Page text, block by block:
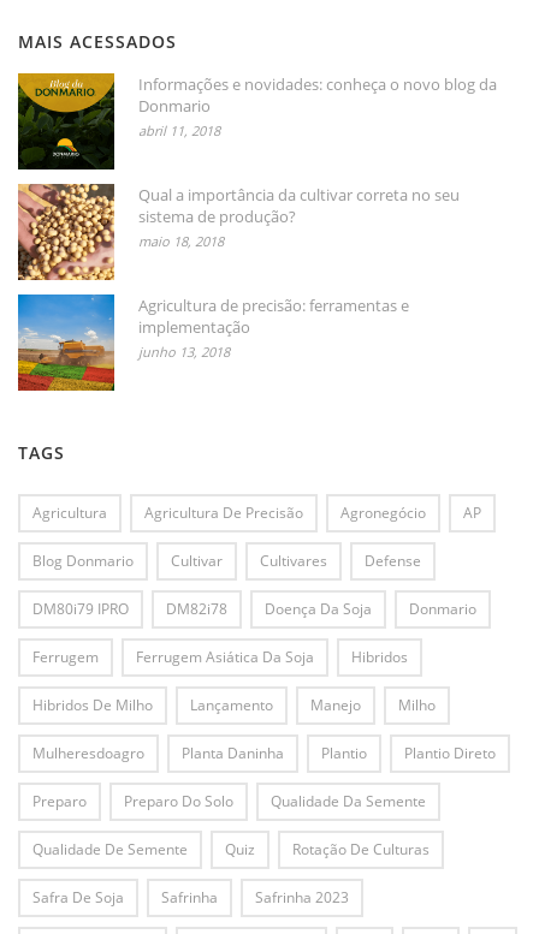
MAIS ACESSADOS
Informações e novidades: conheça o novo blog da
Donmario
abril 11, 2018
Qual a importância da cultivar correta no seu
sistema de produção?
maio 18, 2018
Agricultura de precisão: ferramentas e
implementação
junho 13, 2018
TAGS
Agricultura Agricultura De Precisão Agronegócio AP
Blog Donmario Cultivar Cultivares Defense
DM80i79 IPRO DM82i78 Doença Da Soja Donmario
Ferrugem Ferrugem Asiática Da Soja Hibridos
Hibridos De Milho Lançamento Manejo Milho
Mulheresdoagro Planta Daninha Plantio Plantio Direto
Preparo Preparo Do Solo Qualidade Da Semente
Qualidade De Semente Quiz Rotação De Culturas
Safra De Soja Safrinha Safrinha 2023